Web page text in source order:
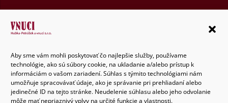
Aby sme vám mohli poskytovať čo najlepšie služby, používame
technológie, ako sú súbory cookie, na ukladanie a/alebo prístup k
informáciám o vašom zariadení. Súhlas s týmito technológiami nám
umožňuje spracovávať údaje, ako je správanie pri prehliadaní alebo
jedinečné ID na tejto stránke. Neudelenie súhlasu alebo jeho odvolanie
môže mať nepriaznivý vplyv na určité funkcie a vlastnosti.
© 2025 Hubka-Petrášek
a vnuci s.r.o.
Rozumieme potravinám